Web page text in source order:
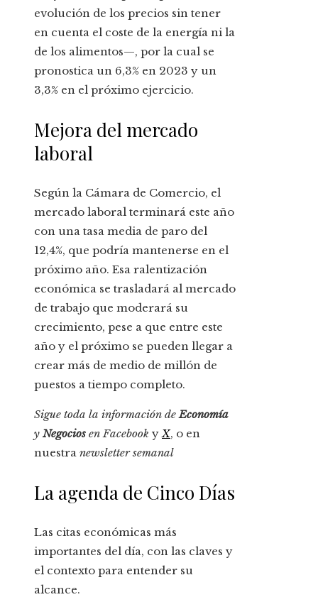
evolución de los precios sin tener
en cuenta el coste de la energía ni la
de los alimentos—, por la cual se
pronostica un 6,3% en 2023 y un
3,3% en el próximo ejercicio.
Mejora del mercado
laboral
Según la Cámara de Comercio, el
mercado laboral terminará este año
con una tasa media de paro del
12,4%, que podría mantenerse en el
próximo año. Esa ralentización
económica se trasladará al mercado
de trabajo que moderará su
crecimiento, pese a que entre este
año y el próximo se pueden llegar a
crear más de medio de millón de
puestos a tiempo completo.
Sigue toda la información deEconomía
y Negocios enFacebook yX, o en
nuestra newsletter semanal
La agenda de Cinco Días
Las citas económicas más
importantes del día, con las claves y
el contexto para entender su
alcance.